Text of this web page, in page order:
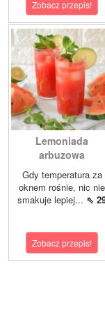
Zobacz przepis!
Lemoniada
arbuzowa
Gdy temperatura za
oknem rośnie, nic nie
smakuje lepiej... ⇖
Zobacz przepis!